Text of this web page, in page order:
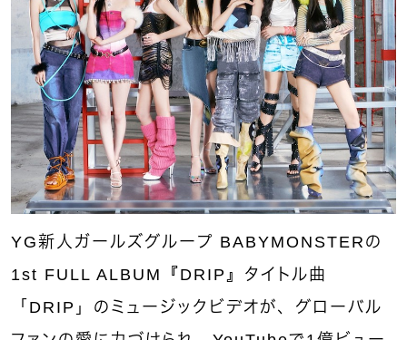
YG新人ガールズグループ BABYMONSTERの
1st FULL ALBUM『DRIP』タイトル曲
「DRIP」のミュージックビデオが、グローバル